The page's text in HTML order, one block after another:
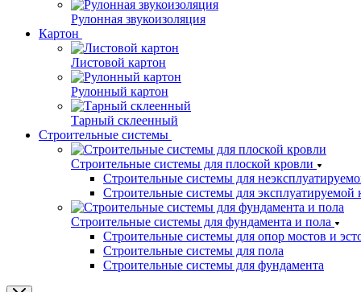
Рулонная звукоизоляция
Картон
Листовой картон
Рулонный картон
Тарный склеенный
Строительные системы
Строительные системы для плоской кровли
Строительные системы для
Строительные системы для эксплуатируемой
Строительные системы для фундамента и пола
Строительные системы для опор мостов и
Строительные системы для пола
Строительные системы для фундамента